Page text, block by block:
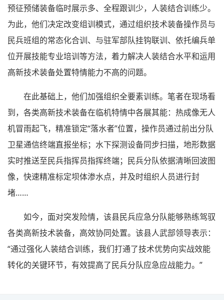
预征预储装备临时展示多、全程跟训少，人装结合训练少。
为此，他们决定改变组训模式，通过组织技术装备操作员与
民兵班组的常态化合训、与驻军部队挂钩联训、依托编兵单
位开展技能专业培训等方法，着力解决人装结合水平和运用
高新技术装备处置特情能力不高的问题。
在此基础上，他们加强组织全要素训练。笔者在现场看
到，各类高新技术装备在临机特情中各展其能：热成像无人
机冒雨起飞，精准锁定“落水者”位置，操作员通过前出分队
卫星通信终端直报坐标；水下探测设备同步扫描，地形数据
实时推送至民兵指挥员指挥终端；民兵分队依据清晰回波图
像，快速精准标定坝体渗水点，并及时组织人员进行封
堵……
如今，面对突发险情，该县民兵应急分队能够熟练驾驭
各类高新技术装备，高效协同处置。该县人武部领导表示：
“通过强化人装结合训练，我们打通了技术优势向实战效能
转化的关键环节，有效提高了民兵分队应急应战能力。”